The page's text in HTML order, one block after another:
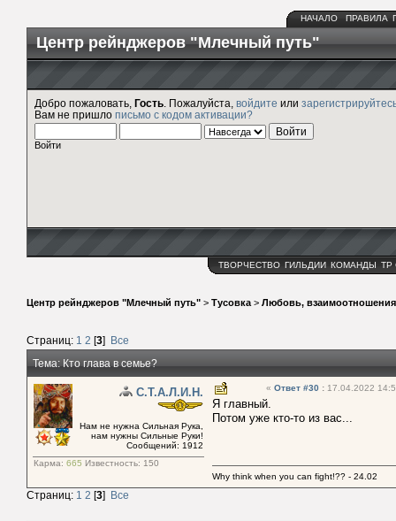
НАЧАЛО ПРАВИЛА
Центр рейнджеров "Млечный путь"
Добро пожаловать, Гость . Пожалуйста, войдите или
Вам не пришло письмо с кодом активации?
Войти
ТВОРЧЕСТВО ГИЛЬДИИ КОМАНДЫ ТР
Центр рейнджеров "Млечный путь" > Тусовка > Любовь,
Страниц: 1 2 [3]
Все
Тема: Кто глава в семье?
С.Т.А.Л.И.Н.
Нам не нужна Сильная Рука,
нам нужны Сильные Руки!
Сообщений: 1912
Карма: 665 Известность: 150
« Ответ #30 : 17.04.2022
Я главный.
Потом уже кто-то из вас...
Why think when you can fight!?? - 24.02
Страниц: 1 2 [3] Все